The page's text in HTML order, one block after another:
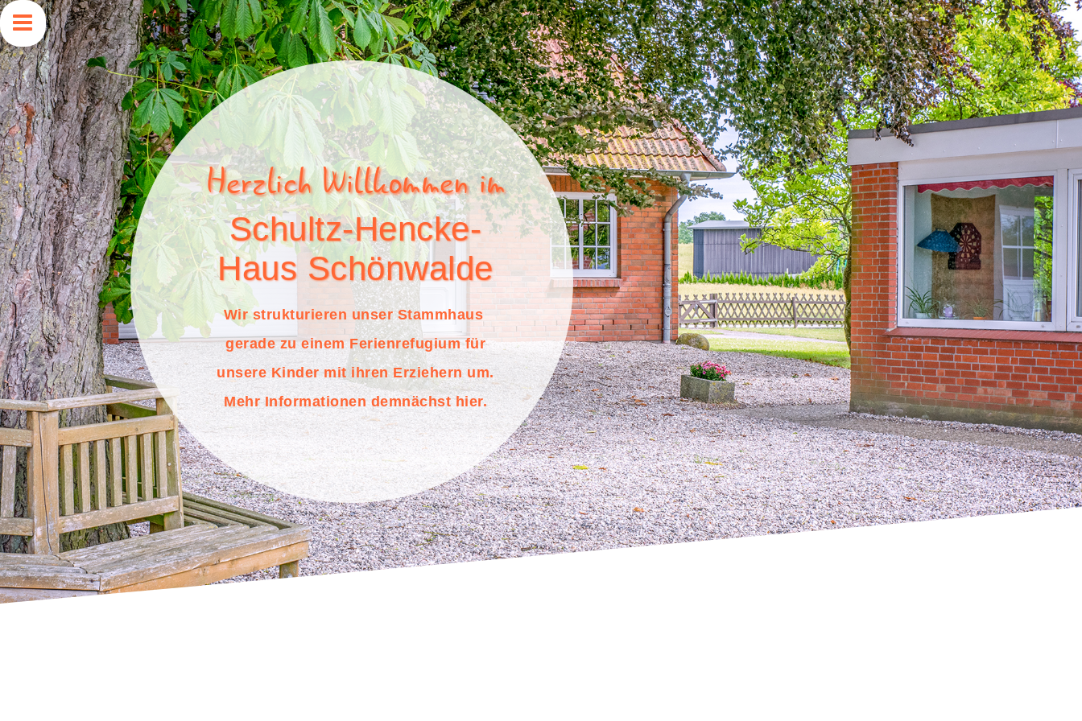
Herzlich Willkommen im
Schultz-Hencke-
Haus Schönwalde
Wir strukturieren unser Stammhaus
gerade zu einem Ferienrefugium für
unsere Kinder mit ihren Erziehern um.
Mehr Informationen demnächst hier.